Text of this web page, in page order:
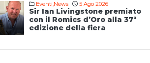
Eventi,News 5 Ago 2026
Sir Ian Livingstone premiato
con il Romics d’Oro alla 37ª
edizione della fiera